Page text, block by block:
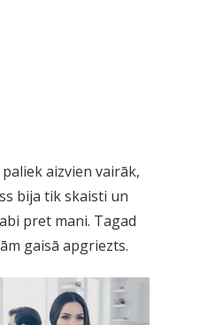
aizvien vairāk,
bija tik skaisti un
pret mani. Tagad
gaisā apgriezts.